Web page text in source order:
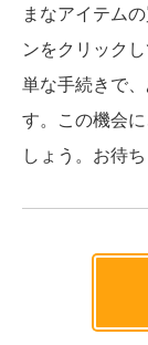
まなアイテム
ンをクリック
単な手続きで
す。この機会
しょう。お待